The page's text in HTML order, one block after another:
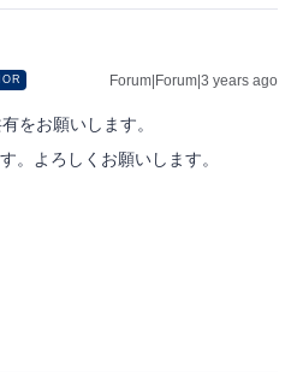
Forum|Forum|3 years ago
をお願いします。
。よろしくお願いします。